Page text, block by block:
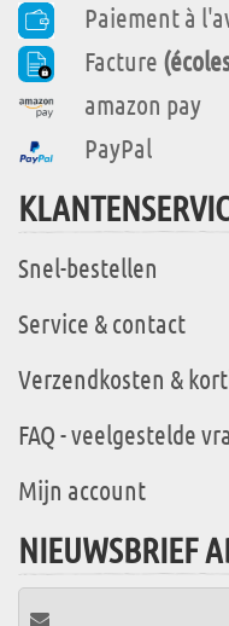
Paiement à
Facture
amazon pay
PayPal
Snel-bestellen
Service & contact
Verzendkosten &
FAQ - veelgestelde
Mijn account
NIEUWSBRIEF